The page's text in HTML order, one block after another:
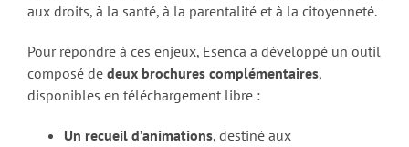
aux droits, à la santé, à la parentalité et à la citoyenneté.
Pour répondre à ces enjeux, Esenca a développé un outil
composé de deux brochures complémentaires,
disponibles en téléchargement libre :
Un recueil d’animations, destiné aux